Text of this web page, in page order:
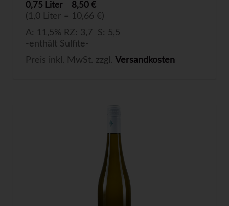
0,75 Liter
8,50 €
(1,0 Liter = 10,66 €)
A: 11,5% RZ: 3,7 S: 5,5
-enthält Sulfite-
Preis inkl. MwSt. zzgl. Versandkosten